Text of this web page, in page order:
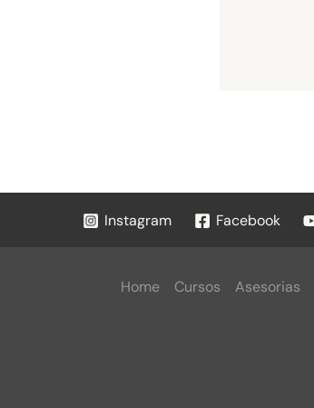
Instagram Facebook
Home Cursos Asesorias